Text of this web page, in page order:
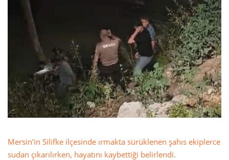
Mersin’in Silifke ilçesinde ırmakta sürüklenen şahıs ekiplerce
sudan çıkarılırken, hayatını kaybettiği belirlendi.